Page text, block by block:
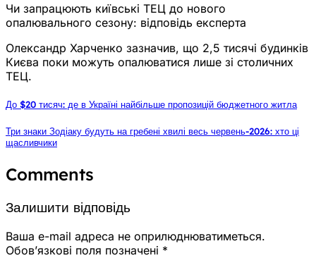
Чи запрацюють київські ТЕЦ до нового
опалювального сезону: відповідь експерта
Олександр Харченко зазначив, що 2,5 тисячі будинків
Києва поки можуть опалюватися лише зі столичних
ТЕЦ.
До $20 тисяч: де в Україні найбільше пропозицій бюджетного житла
Три знаки Зодіаку будуть на гребені хвилі весь червень-2026: хто ці
щасливчики
Comments
Залишити відповідь
Ваша e-mail адреса не оприлюднюватиметься.
Обов’язкові поля позначені *